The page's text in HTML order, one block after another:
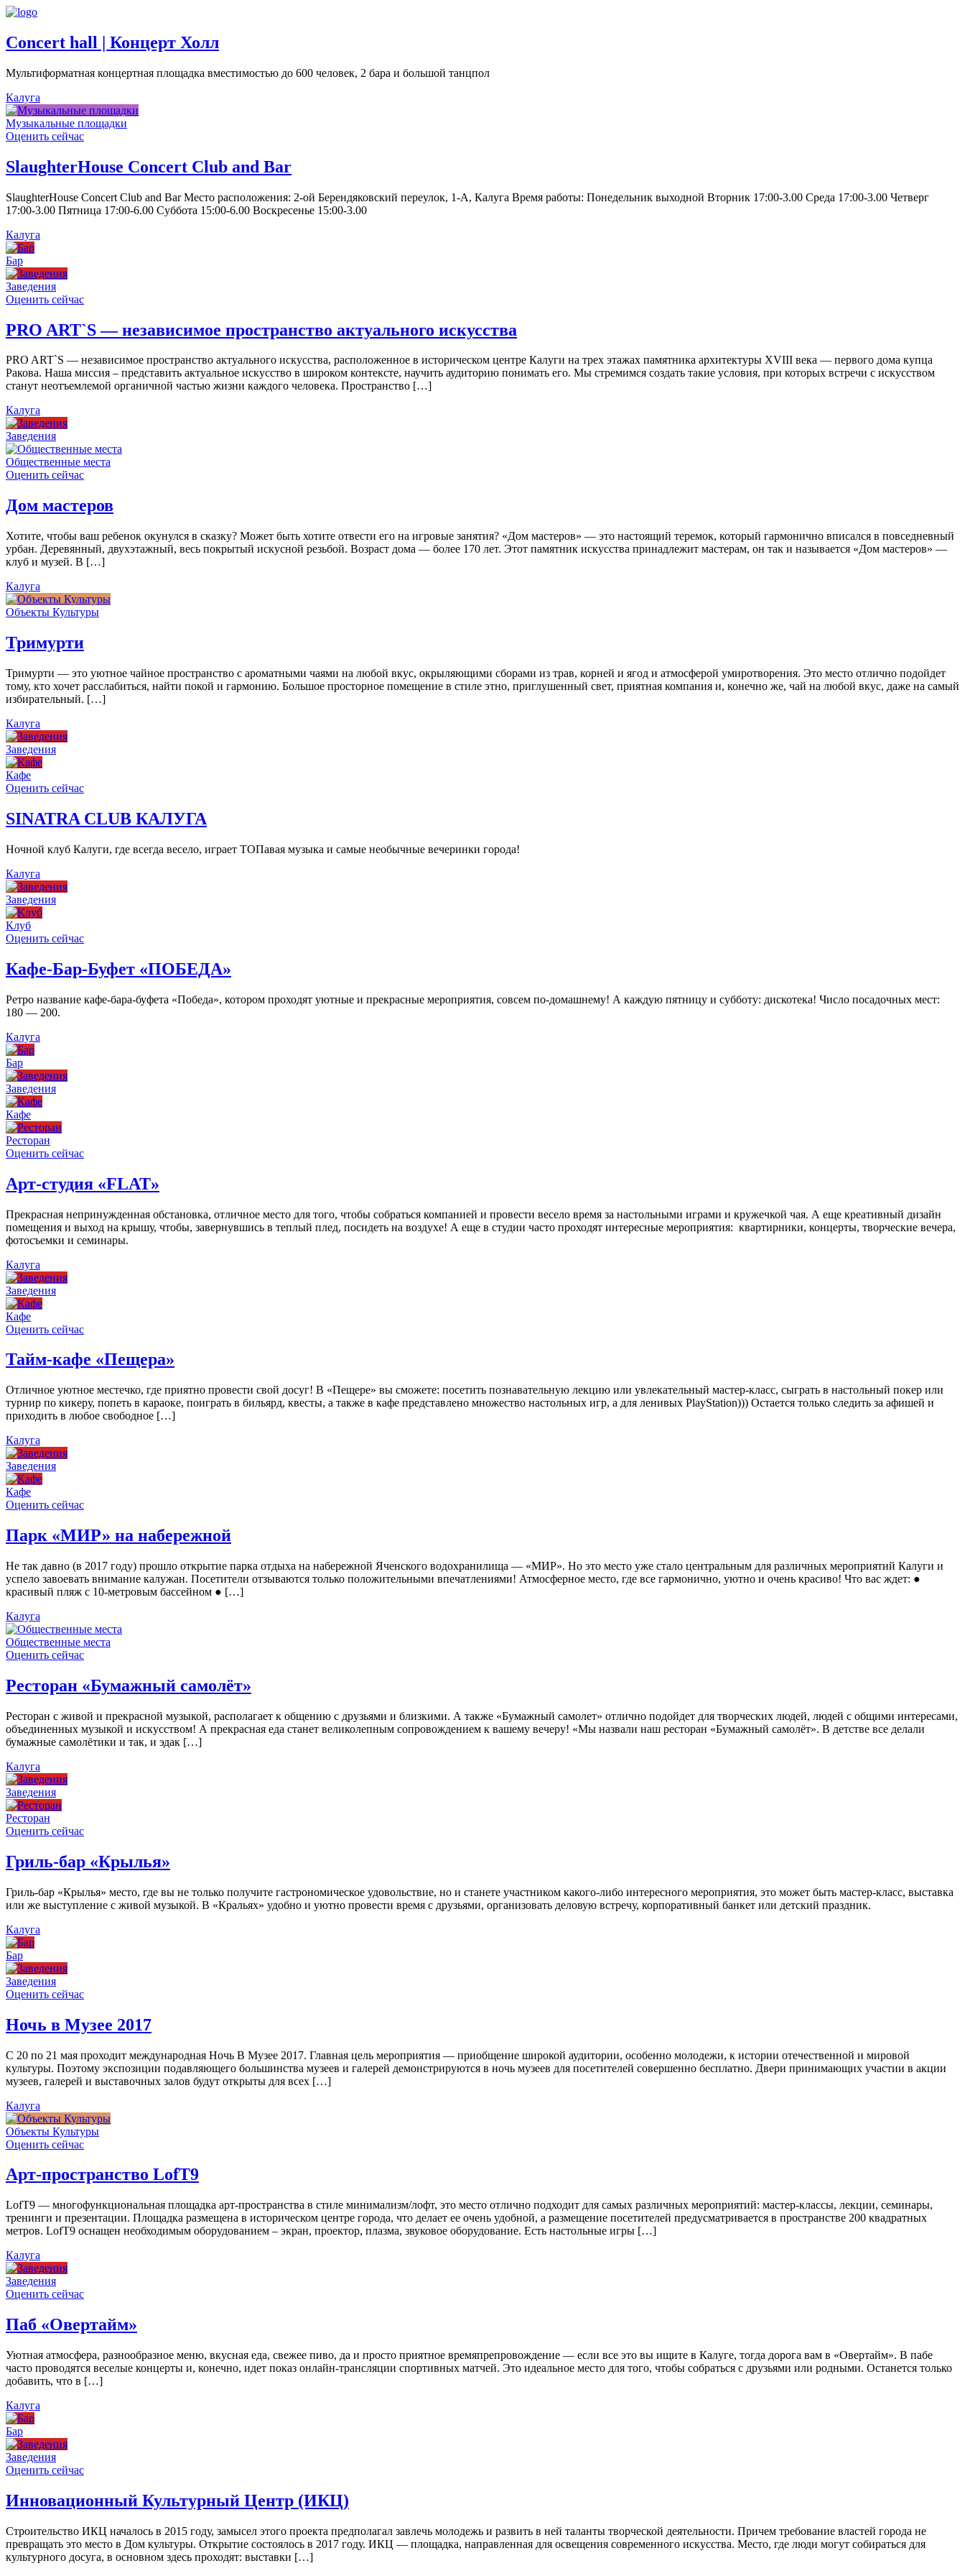
Concert hall | Концерт Холл
Мультиформатная концертная площадка вместимостью до 600 человек, 2 бара и большой танцпол
Калуга
Музыкальные площадки
Оценить сейчас
SlaughterHouse Concert Club and Bar
SlaughterHouse Concert Club and Bar Место расположения: 2-ой Берендяковский переулок, 1-А, Калуга Время работы: Понедельник выходной Вторник 17:00-3.00 Среда 17:00-3.00 Четверг
17:00-3.00 Пятница 17:00-6.00 Суббота 15:00-6.00 Воскресенье 15:00-3.00
Калуга
Бар
Заведения
Оценить сейчас
PRO ART`S — независимое пространство актуального искусства
PRO ART`S — независимое пространство актуального искусства, расположенное в историческом центре Калуги на трех этажах памятника архитектуры XVIII века — первого дома купца
Ракова. Наша миссия – представить актуальное искусство в широком контексте, научить аудиторию понимать его. Мы стремимся создать такие условия, при которых встречи с искусством
станут неотъемлемой органичной частью жизни каждого человека. Пространство […]
Калуга
Заведения
Общественные места
Оценить сейчас
Дом мастеров
Хотите, чтобы ваш ребенок окунулся в сказку? Может быть хотите отвести его на игровые занятия? «Дом мастеров» — это настоящий теремок, который гармонично вписался в повседневный
урбан. Деревянный, двухэтажный, весь покрытый искусной резьбой. Возраст дома — более 170 лет. Этот памятник искусства принадлежит мастерам, он так и называется «Дом мастеров» —
клуб и музей. В […]
Калуга
Объекты Культуры
Тримурти
Тримурти — это уютное чайное пространство с ароматными чаями на любой вкус, окрыляющими сборами из трав, корней и ягод и атмосферой умиротворения. Это место отлично подойдет
тому, кто хочет расслабиться, найти покой и гармонию. Большое просторное помещение в стиле этно, приглушенный свет, приятная компания и, конечно же, чай на любой вкус, даже на самый
избирательный. […]
Калуга
Заведения
Кафе
Оценить сейчас
SINATRA CLUB КАЛУГА
Ночной клуб Калуги, где всегда весело, играет ТОПавая музыка и самые необычные вечеринки города!
Калуга
Заведения
Клуб
Оценить сейчас
Кафе-Бар-Буфет «ПОБЕДА»
Ретро название кафе-бара-буфета «Победа», котором проходят уютные и прекрасные мероприятия, совсем по-домашнему! А каждую пятницу и субботу: дискотека! Число посадочных мест:
180 — 200.
Калуга
Бар
Заведения
Кафе
Ресторан
Оценить сейчас
Арт-студия «FLAT»
Прекрасная непринужденная обстановка, отличное место для того, чтобы собраться компанией и провести весело время за настольными играми и кружечкой чая. А еще креативный дизайн
помещения и выход на крышу, чтобы, завернувшись в теплый плед, посидеть на воздухе! А еще в студии часто проходят интересные мероприятия: квартирники, концерты, творческие вечера,
фотосъемки и семинары.
Калуга
Заведения
Кафе
Оценить сейчас
Тайм-кафе «Пещера»
Отличное уютное местечко, где приятно провести свой досуг! В «Пещере» вы сможете: посетить познавательную лекцию или увлекательный мастер-класс, сыграть в настольный покер или
турнир по кикеру, попеть в караоке, поиграть в бильярд, квесты, а также в кафе представлено множество настольных игр, а для ленивых PlayStation))) Остается только следить за афишей и
приходить в любое свободное […]
Калуга
Заведения
Кафе
Оценить сейчас
Парк «МИР» на набережной
Не так давно (в 2017 году) прошло открытие парка отдыха на набережной Яченского водохранилища — «МИР». Но это место уже стало центральным для различных мероприятий Калуги и
успело завоевать внимание калужан. Посетители отзываются только положительными впечатлениями! Атмосферное место, где все гармонично, уютно и очень красиво! Что вас ждет: ●
красивый пляж с 10-метровым бассейном ● […]
Калуга
Общественные места
Оценить сейчас
Ресторан «Бумажный самолёт»
Ресторан с живой и прекрасной музыкой, располагает к общению с друзьями и близкими. А также «Бумажный самолет» отлично подойдет для творческих людей, людей с общими интересами,
объединенных музыкой и искусством! А прекрасная еда станет великолепным сопровождением к вашему вечеру! «Мы назвали наш ресторан «Бумажный самолёт». В детстве все делали
бумажные самолётики и так, и эдак […]
Калуга
Заведения
Ресторан
Оценить сейчас
Гриль-бар «Крылья»
Гриль-бар «Крылья» место, где вы не только получите гастрономическое удовольствие, но и станете участником какого-либо интересного мероприятия, это может быть мастер-класс, выставка
или же выступление с живой музыкой. В «Кральях» удобно и уютно провести время с друзьями, организовать деловую встречу, корпоративный банкет или детский праздник.
Калуга
Бар
Заведения
Оценить сейчас
Ночь в Музее 2017
С 20 по 21 мая проходит международная Ночь В Музее 2017. Главная цель мероприятия — приобщение широкой аудитории, особенно молодежи, к истории отечественной и мировой
культуры. Поэтому экспозиции подавляющего большинства музеев и галерей демонстрируются в ночь музеев для посетителей совершенно бесплатно. Двери принимающих участии в акции
музеев, галерей и выставочных залов будут открыты для всех […]
Калуга
Объекты Культуры
Оценить сейчас
Арт-пространство LofT9
LofT9 — многофункциональная площадка арт-пространства в стиле минимализм/лофт, это место отлично подходит для самых различных мероприятий: мастер-классы, лекции, семинары,
тренинги и презентации. Площадка размещена в историческом центре города, что делает ее очень удобной, а размещение посетителей предусматривается в пространстве 200 квадратных
метров. LofT9 оснащен необходимым оборудованием – экран, проектор, плазма, звуковое оборудование. Есть настольные игры […]
Калуга
Заведения
Оценить сейчас
Паб «Овертайм»
Уютная атмосфера, разнообразное меню, вкусная еда, свежее пиво, да и просто приятное времяпрепровождение — если все это вы ищите в Калуге, тогда дорога вам в «Овертайм». В пабе
часто проводятся веселые концерты и, конечно, идет показ онлайн-трансляции спортивных матчей. Это идеальное место для того, чтобы собраться с друзьями или родными. Останется только
добавить, что в […]
Калуга
Бар
Заведения
Оценить сейчас
Инновационный Культурный Центр (ИКЦ)
Строительство ИКЦ началось в 2015 году, замысел этого проекта предполагал завлечь молодежь и развить в ней таланты творческой деятельности. Причем требование властей города не
превращать это место в Дом культуры. Открытие состоялось в 2017 году. ИКЦ — площадка, направленная для освещения современного искусства. Место, где люди могут собираться для
культурного досуга, в основном здесь проходят: выставки […]